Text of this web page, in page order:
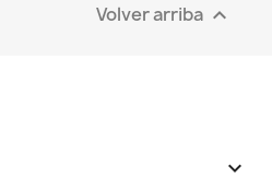
Volver arriba 
